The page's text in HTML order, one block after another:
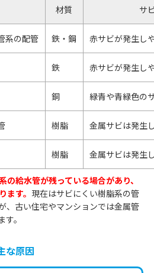
材質 サ
系の配管 鉄・鋼 赤サビが発生し
鉄 赤サビが発生し
銅 緑青や青緑色の
樹脂 金属サビは発生
樹脂 金属サビは発生
給水管が残っている場合があり、
す。 現在はサビにくい樹脂系の管
、古い住宅やマンションでは金属管
。
な原因